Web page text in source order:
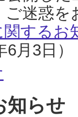
ご迷惑
するお
月3日）
知らせ